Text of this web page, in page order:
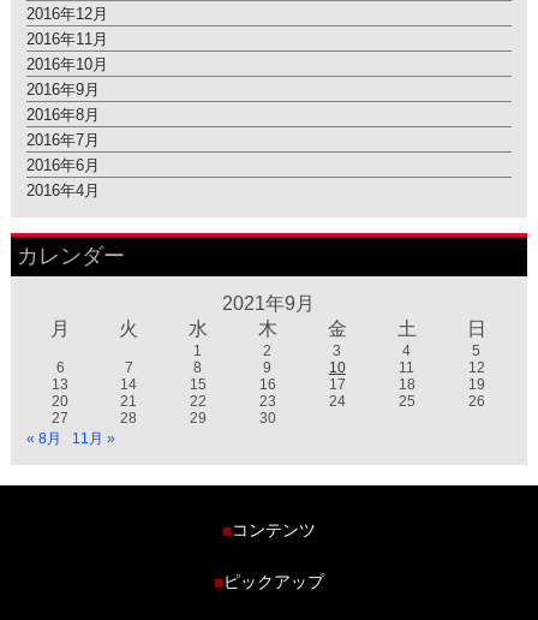
2016年12月
2016年11月
2016年10月
2016年9月
2016年8月
2016年7月
2016年6月
2016年4月
カレンダー
2021年9月
月
火 水 木 金 土 日
1 2 3 4
5
6
7 8 9 10 11
12
13
14 15 16 17 18
19
20
21 22 23 24 25
26
27
28 29
30
« 8月
11月 »
■コンテンツ
■ピックアップ